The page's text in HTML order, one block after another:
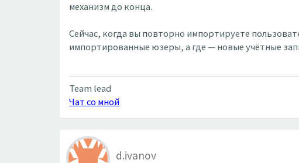
механизм до конца.
Сейчас, когда вы повторно импортируете
импортированные юзеры, а где — новые учётные
Team lead
Чат со мной
d.ivanov